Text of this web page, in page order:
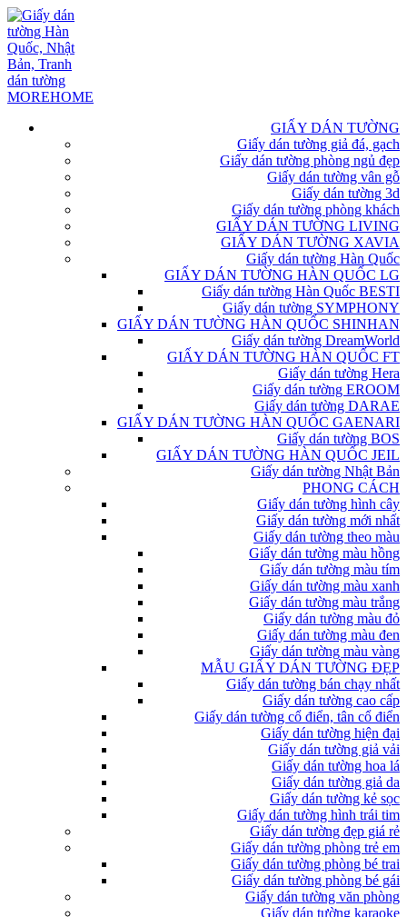
GIẤY DÁN TƯỜNG
Giấy dán tường giả đá, gạch
Giấy dán tường phòng ngủ đẹp
Giấy dán tường vân gỗ
Giấy dán tường 3d
Giấy dán tường phòng khách
GIẤY DÁN TƯỜNG LIVING
GIẤY DÁN TƯỜNG XAVIA
Giấy dán tường Hàn Quốc
GIẤY DÁN TƯỜNG HÀN QUỐC LG
Giấy dán tường Hàn Quốc BESTI
Giấy dán tường SYMPHONY
GIẤY DÁN TƯỜNG HÀN QUỐC SHINHAN
Giấy dán tường DreamWorld
GIẤY DÁN TƯỜNG HÀN QUỐC FT
Giấy dán tường Hera
Giấy dán tường EROOM
Giấy dán tường DARAE
GIẤY DÁN TƯỜNG HÀN QUỐC GAENARI
Giấy dán tường BOS
GIẤY DÁN TƯỜNG HÀN QUỐC JEIL
Giấy dán tường Nhật Bản
PHONG CÁCH
Giấy dán tường hình cây
Giấy dán tường mới nhất
Giấy dán tường theo màu
Giấy dán tường màu hồng
Giấy dán tường màu tím
Giấy dán tường màu xanh
Giấy dán tường màu trắng
Giấy dán tường màu đỏ
Giấy dán tường màu đen
Giấy dán tường màu vàng
MẪU GIẤY DÁN TƯỜNG ĐẸP
Giấy dán tường bán chạy nhất
Giấy dán tường cao cấp
Giấy dán tường cổ điển, tân cổ điển
Giấy dán tường hiện đại
Giấy dán tường giả vải
Giấy dán tường hoa lá
Giấy dán tường giả da
Giấy dán tường kẻ sọc
Giấy dán tường hình trái tim
Giấy dán tường đẹp giá rẻ
Giấy dán tường phòng trẻ em
Giấy dán tường phòng bé trai
Giấy dán tường phòng bé gái
Giấy dán tường văn phòng
Giấy dán tường karaoke